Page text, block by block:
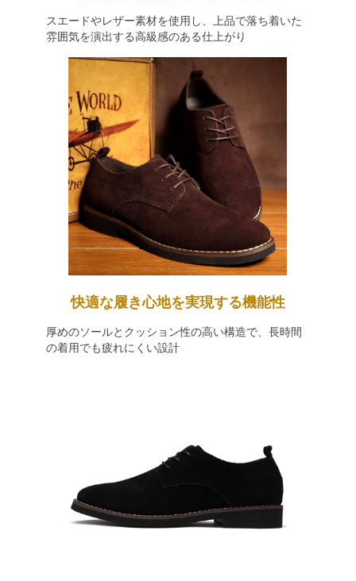
スエードやレザー素材を使用し、上品で落ち着いた
雰囲気を演出する高級感のある仕上がり
快適な履き心地を実現する機能性
厚めのソールとクッション性の高い構造で、長時間
の着用でも疲れにくい設計